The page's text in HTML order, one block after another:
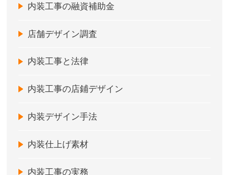
内装工事の融資補助金
店舗デザイン調査
内装工事と法律
内装工事の店鋪デザイン
内装デザイン手法
内装仕上げ素材
内装工事の実務